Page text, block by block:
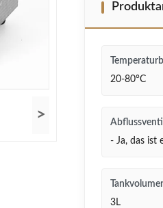
>
20-80°C
- Ja, das ist
3L